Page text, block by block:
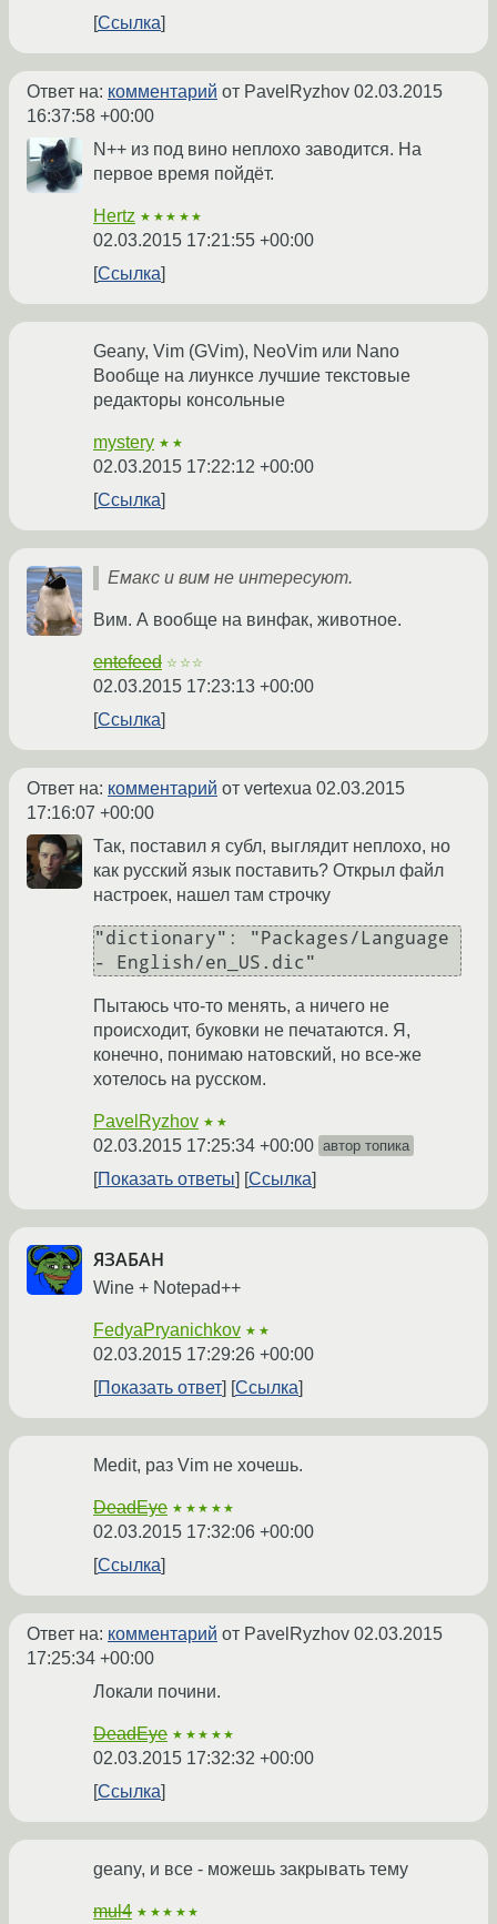
Ссылка
Ответ на: комментарий от PavelRyzhov 02.03.2015
16:37:58 +00:00
N++ из под вино неплохо заводится. На
первое время пойдёт.
Hertz ★★★★★
02.03.2015 17:21:55 +00:00
Ссылка
Geany, Vim (GVim), NeoVim или Nano
Вообще на лиунксе лучшие текстовые
редакторы консольные
mystery ★★
02.03.2015 17:22:12 +00:00
Ссылка
Емакс и вим не интересуют.
Вим. А вообще на винфак, животное.
entefeed ☆☆☆
02.03.2015 17:23:13 +00:00
Ссылка
Ответ на: комментарий от vertexua 02.03.2015
17:16:07 +00:00
Так, поставил я субл, выглядит неплохо, но
как русский язык поставить? Открыл файл
настроек, нашел там строчку
"dictionary": "Packages/Language
- English/en_US.dic"
Пытаюсь что-то менять, а ничего не
происходит, буковки не печатаются. Я,
конечно, понимаю натовский, но все-же
хотелось на русском.
PavelRyzhov ★★
02.03.2015 17:25:34 +00:00 автор топика
Показать ответы Ссылка
ЯЗАБАН
Wine + Notepad++
FedyaPryanichkov ★★
02.03.2015 17:29:26 +00:00
Показать ответ
Ссылка
Medit, раз Vim не хочешь.
DeadEye ★★★★★
02.03.2015 17:32:06 +00:00
Ссылка
Ответ на: комментарий от PavelRyzhov 02.03.2015
17:25:34 +00:00
Локали почини.
DeadEye ★★★★★
02.03.2015 17:32:32 +00:00
Ссылка
geany, и все - можешь закрывать тему
mul4 ★★★★★